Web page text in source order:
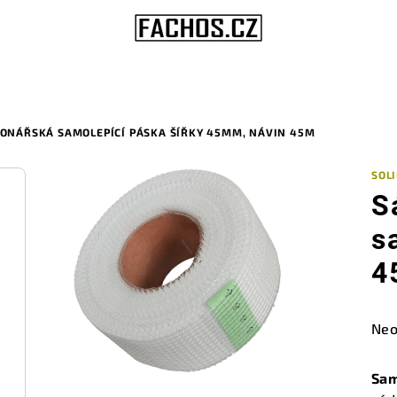
SAMOLEPÍCÍ PÁSKA ŠÍŘKY 45MM, NÁVIN 45M
je